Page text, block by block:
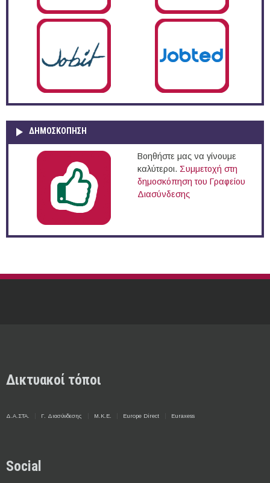
ΔΗΜΟΣΚΌΠΗΣΗ
Βοηθήστε μας να γίνουμε
καλύτεροι. Συμμετοχή στη
δημοσκόπηση του Γραφείου
Διασύνδεσης
Δικτυακοί τόποι
Δ.Α.ΣΤΑ. Γ. Διασύνδεσης Μ.Κ.Ε. Europe Direct Euraxess
Social